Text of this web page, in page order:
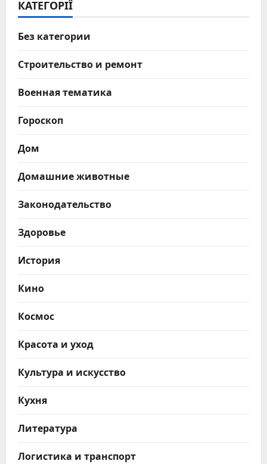
КАТЕГОРІЇ
Без категории
Строительство и ремонт
Военная тематика
Гороскоп
Дом
Домашние животные
Законодательство
Здоровье
История
Кино
Космос
Красота и уход
Культура и искусство
Кухня
Литература
Логистика и транспорт